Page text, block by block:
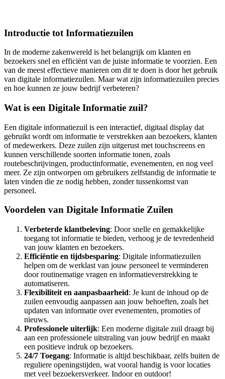
Introductie tot Informatiezuilen
In de moderne zakenwereld is het belangrijk om klanten en
bezoekers snel en efficiënt van de juiste informatie te voorzien. Een
van de meest effectieve manieren om dit te doen is door het gebruik
van digitale informatiezuilen. Maar wat zijn informatiezuilen precies
en hoe kunnen ze jouw bedrijf verbeteren?
Wat is een Digitale Informatie zuil?
Een digitale informatiezuil is een interactief, digitaal display dat
gebruikt wordt om informatie te verstrekken aan bezoekers, klanten
of medewerkers. Deze zuilen zijn uitgerust met touchscreens en
kunnen verschillende soorten informatie tonen, zoals
routebeschrijvingen, productinformatie, evenementen, en nog veel
meer. Ze zijn ontworpen om gebruikers zelfstandig de informatie te
laten vinden die ze nodig hebben, zonder tussenkomst van
personeel.
Voordelen van Digitale Informatie Zuilen
Verbeterde klantbeleving: Door snelle en gemakkelijke
toegang tot informatie te bieden, verhoog je de tevredenheid
van jouw klanten en bezoekers.
Efficiëntie en tijdsbesparing: Digitale informatiezuilen
helpen om de werklast van jouw personeel te verminderen
door routinematige vragen en informatieverstrekking te
automatiseren.
Flexibiliteit en aanpasbaarheid: Je kunt de inhoud op de
zuilen eenvoudig aanpassen aan jouw behoeften, zoals het
updaten van informatie over evenementen, promoties of
nieuws.
Professionele uiterlijk: Een moderne digitale zuil draagt bij
aan een professionele uitstraling van jouw bedrijf en maakt
een positieve indruk op bezoekers.
24/7 Toegang: Informatie is altijd beschikbaar, zelfs buiten de
reguliere openingstijden, wat vooral handig is voor locaties
met veel bezoekersverkeer. Indoor en outdoor!